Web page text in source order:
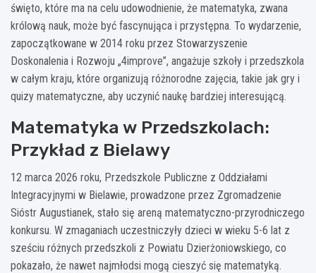
święto, które ma na celu udowodnienie, że matematyka, zwana
królową nauk, może być fascynująca i przystępna. To wydarzenie,
zapoczątkowane w 2014 roku przez Stowarzyszenie
Doskonalenia i Rozwoju „4improve”, angażuje szkoły i przedszkola
w całym kraju, które organizują różnorodne zajęcia, takie jak gry i
quizy matematyczne, aby uczynić naukę bardziej interesującą.
Matematyka w Przedszkolach:
Przykład z Bielawy
12 marca 2026 roku, Przedszkole Publiczne z Oddziałami
Integracyjnymi w Bielawie, prowadzone przez Zgromadzenie
Sióstr Augustianek, stało się areną matematyczno-przyrodniczego
konkursu. W zmaganiach uczestniczyły dzieci w wieku 5-6 lat z
sześciu różnych przedszkoli z Powiatu Dzierżoniowskiego, co
pokazało, że nawet najmłodsi mogą cieszyć się matematyką.